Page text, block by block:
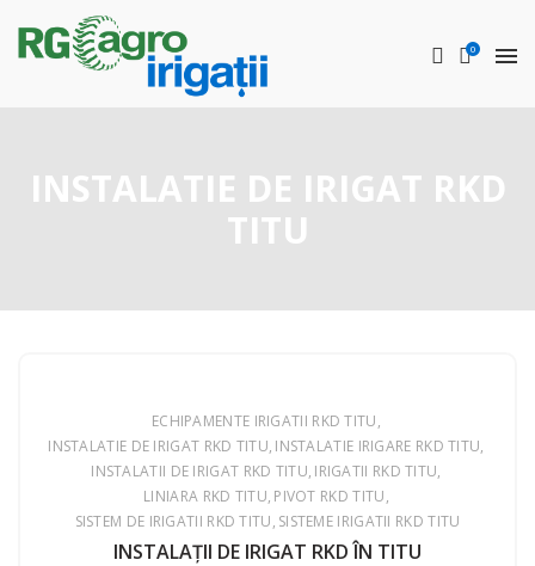
0
INSTALATIE DE IRIGAT RKD
TITU
ECHIPAMENTE IRIGATII RKD TITU
INSTALATIE DE IRIGAT RKD TITU INSTALATIE IRIGARE RKD TITU
INSTALATII DE IRIGAT RKD TITU IRIGATII RKD TITU
LINIARA RKD TITU PIVOT RKD TITU
SISTEM DE IRIGATII RKD TITU SISTEME IRIGATII RKD TITU
INSTALAŢII DE IRIGAT RKD ÎN TITU